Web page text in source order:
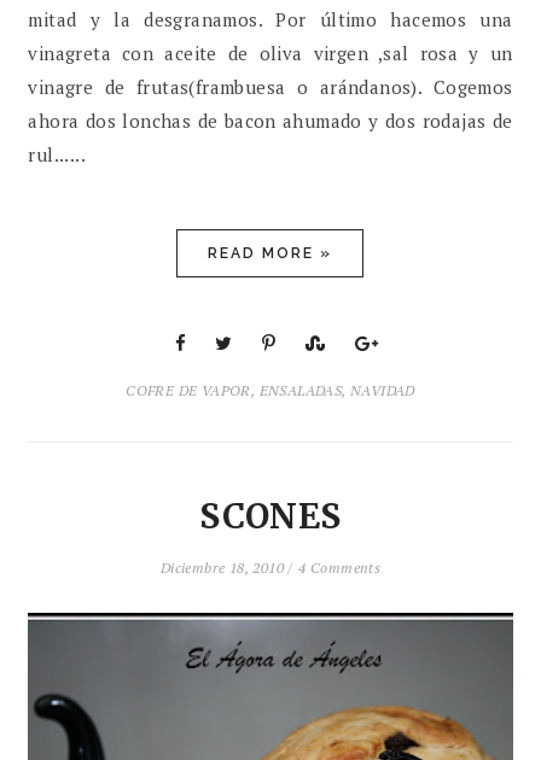
mitad y la desgranamos. Por último hacemos una
vinagreta con aceite de oliva virgen ,sal rosa y un
vinagre de frutas(frambuesa o arándanos). Cogemos
ahora dos lonchas de bacon ahumado y dos rodajas de
rul......
READ MORE »
COFRE DE VAPOR, ENSALADAS, NAVIDAD
SCONES
Diciembre 18, 2010 / 4 Comments